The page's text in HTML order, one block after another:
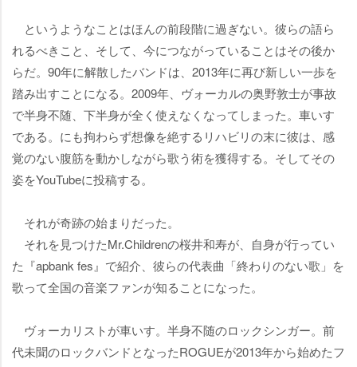
というようなことはほんの前段階に過ぎない。彼らの語ら
れるべきこと、そして、今につながっていることはその後か
らだ。90年に解散したバンドは、2013年に再び新しい一歩を
踏み出すことになる。2009年、ヴォーカルの奥野敦士が事故
で半身不随、下半身が全く使えなくなってしまった。車いす
である。にも拘わらず想像を絶するリハビリの末に彼は、感
覚のない腹筋を動かしながら歌う術を獲得する。そしてその
姿をYouTubeに投稿する。
それが奇跡の始まりだった。
それを見つけたMr.Childrenの桜井和寿が、自身が行ってい
た『apbank fes』で紹介、彼らの代表曲「終わりのない歌」を
歌って全国の音楽ファンが知ることになった。
ヴォーカリストが車いす。半身不随のロックシンガー。前
代未聞のロックバンドとなったROGUEが2013年から始めたフ